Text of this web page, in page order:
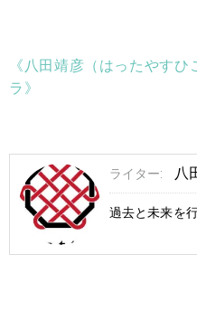
《八田靖彦（はったやす
ラ》
ライター: 八
過去と未来を